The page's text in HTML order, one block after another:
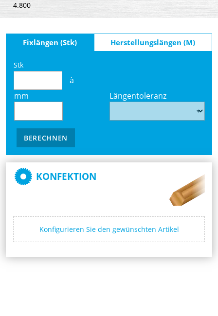
4.800
Fixlängen (Stk) Herstellungslängen (M)
Stk
à
mm
Längentoleranz
BERECHNEN
KONFEKTION
Konfigurieren Sie den gewünschten Artikel